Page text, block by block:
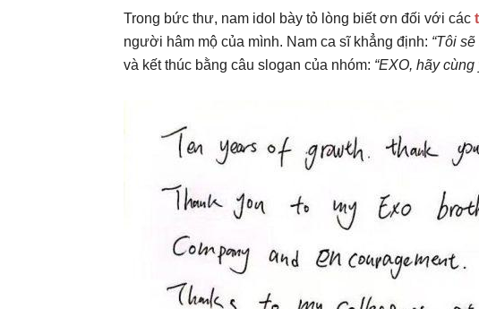
Trong bức thư, nam idol bày tỏ lòng biết ơn đối với các
người hâm mộ của mình. Nam ca sĩ khẳng định: “Tôi
và kết thúc bằng câu slogan của nhóm: “EXO, hãy